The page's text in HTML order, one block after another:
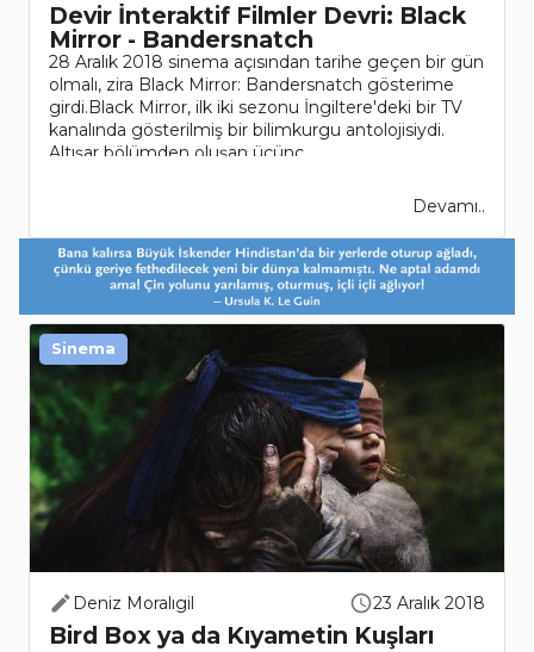
Devir İnteraktif Filmler Devri: Black
Mirror - Bandersnatch
28 Aralık 2018 sinema açısından tarihe geçen bir gün
olmalı, zira Black Mirror: Bandersnatch gösterime
girdi.Black Mirror, ilk iki sezonu İngiltere'deki bir TV
kanalında gösterilmiş bir bilimkurgu antolojisiydi.
Altışar bölümden oluşan üçünc..
Devamı..
Deniz Moralıgil 23 Aralık 2018
Bird Box ya da Kıyametin Kuşları
Sinema